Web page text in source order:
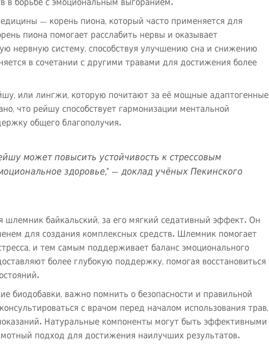
в борьбе с эмоциональным выгоранием.
— корень пиона, который часто применяется для
пиона помогает расслабить нервы и оказывает
нервную систему, способствуя улучшению сна и снижению
в сочетании с другими травами для достижения более
или лингжи, которую почитают за её мощные адаптогенные
что рейшу способствует гармонизации ментальной
общего благополучия.
может повысить устойчивость к стрессовым
здоровье," — доклад учёных Пекинского
байкальский, за его мягкий седативный эффект. Он
для создания комплексных средств. Шлемник помогает
и тем самым поддерживает баланс эмоционального
более глубокую поддержку, помогая восстановиться
биодобавки, важно помнить о безопасности и правильной
с врачом перед началом использования трав,
Натуральные компоненты могут быть эффективными
подход для достижения наилучших результатов.